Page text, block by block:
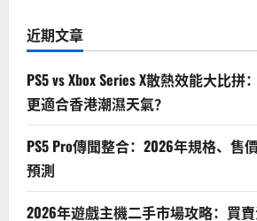
近期文章
PS5 vs Xbox Series X散熱效能大比
更適合香港潮濕天氣？
PS5 Pro傳聞整合：2026年規格、售
預測
2026年遊戲主機二手市場攻略：買